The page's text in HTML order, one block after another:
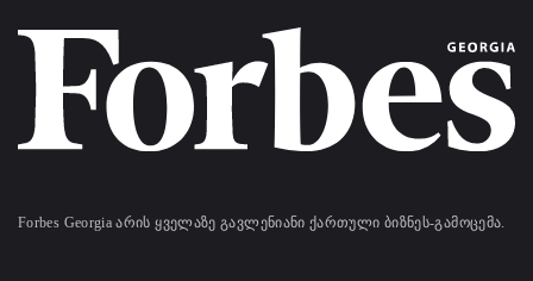
Forbes Georgia არის ყველაზე გავლენიანი ქართული ბიზნეს-გამოცემა.